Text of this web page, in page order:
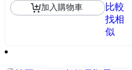
加入購物車
比較
找相
似